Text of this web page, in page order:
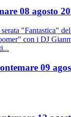
08 agosto
"Fantastica"
con i DJ
09